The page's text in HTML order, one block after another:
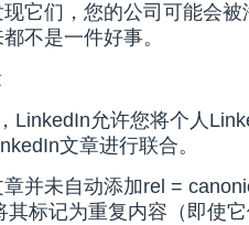
它们，您的公司可能会
不是一件好事。
LinkedIn允许您将个人
文章进行联合。
并未自动添加rel =
其标记为重复内容（即使